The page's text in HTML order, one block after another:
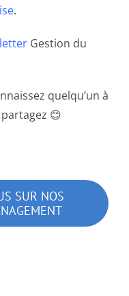
.
Gestion du
quelqu’un à
😊
SUR NOS